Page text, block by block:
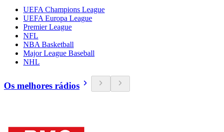
UEFA Champions League
UEFA Europa League
Premier League
NFL
NBA Basketball
Major League Baseball
NHL
Os melhores rádios